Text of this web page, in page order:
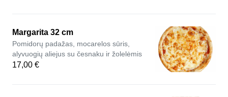
Margarita 32 cm
Pomidorų padažas, mocarelos sūris,
alyvuogių aliejus su česnaku ir žolelėmis
17,00 €